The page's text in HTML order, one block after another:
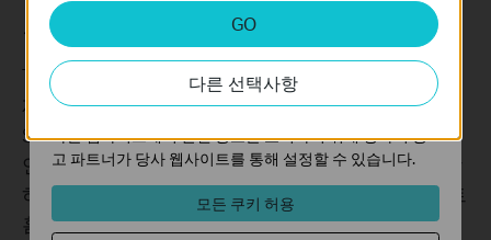
폭넓은 호환성
Tapo S112는 Matter를 지원하여 뛰어난 호환성을
제공합니다. Apple Home, Google Home, Samsung
SmartThings 등 다양한 플랫폼과 연동됩니다. 기존
연결된 장치들을 여러 타사 시스템과 원활하게 통합
하여, 프로토콜과 플랫폼의 제약 없이 편리한 스마트
홈을 경험해 보세요.
GO
다른 선택사항
분석 및 마케팅 쿠키
분석 쿠키는 웹사이트의 기능을 개선하고 조정하기 위해
웹사이트에서의 사용자 활동을 분석하는 데 사용하는 쿠키
입니다.
마케팅 쿠키는 귀하의 관심사에 대한 프로필을 생성하고
다른 웹사이트에서 관련 광고를 표시하기 위해 당사의 광
고 파트너가 당사 웹사이트를 통해 설정할 수 있습니다.
모든 쿠키 허용